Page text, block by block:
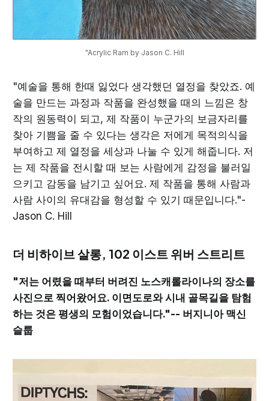
"Acrylic Ram by Jason C. Hill
"예술을 통해 한때 잃었다 생각했던 열정을 찾았죠. 예
술을 만드는 과정과 작품을 완성했을 때의 느낌은 창
작의 원동력이 되고, 제 작품이 누군가의 보금자리를
찾아 기쁨을 줄 수 있다는 생각은 저에게 목적의식을
부여하고 제 열정을 세상과 나눌 수 있게 해줍니다. 저
는 제 작품을 전시할 때 보는 사람에게 감정을 불러일
으키고 감동을 남기고 싶어요. 제 작품을 통해 사람과
사람 사이의 유대감을 형성할 수 있기 때문입니다."-
Jason C. Hill
더 비하이브 살롱, 102 이스트 위버 스트리트
"저는 어렸을 때부터 버려진 노스캐롤라이나의 장소를
사진으로 찍어왔어요. 이면도로와 시내 골목길을 탐험
하는 것은 평생의 모험이었습니다."-- 버지니아 맥신
슬룹